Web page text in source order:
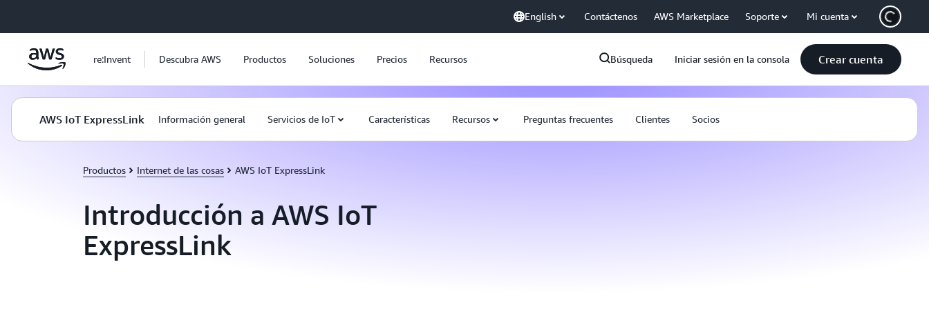
English Contáctenos AWS Marketplace Soporte Mi cuenta
re:Invent Descubra AWS Productos Soluciones Precios Recursos Búsqueda Iniciar sesión en la consola Crear cuenta
AWS IoT ExpressLink Información general Servicios de IoT Características Recursos Preguntas frecuentes Clientes Socios
Productos Internet de las cosas AWS IoT ExpressLink
Introducción a AWS IoT
ExpressLink